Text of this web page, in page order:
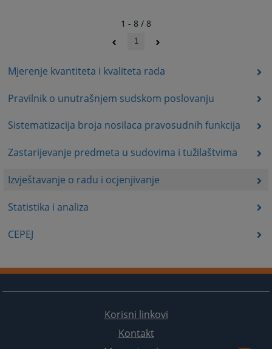
Mjerenje kvantiteta i kvaliteta rada
Pravilnik o unutrašnjem sudskom poslovanju
Sistematizacija broja nosilaca pravosudnih funkcija
Zastarijevanje predmeta u sudovima i tužilaštvima
Izvještavanje o radu i ocjenjivanje
Statistika i analiza
CEPEJ
1 - 8 / 8
1
Korisni linkovi
Kontakt